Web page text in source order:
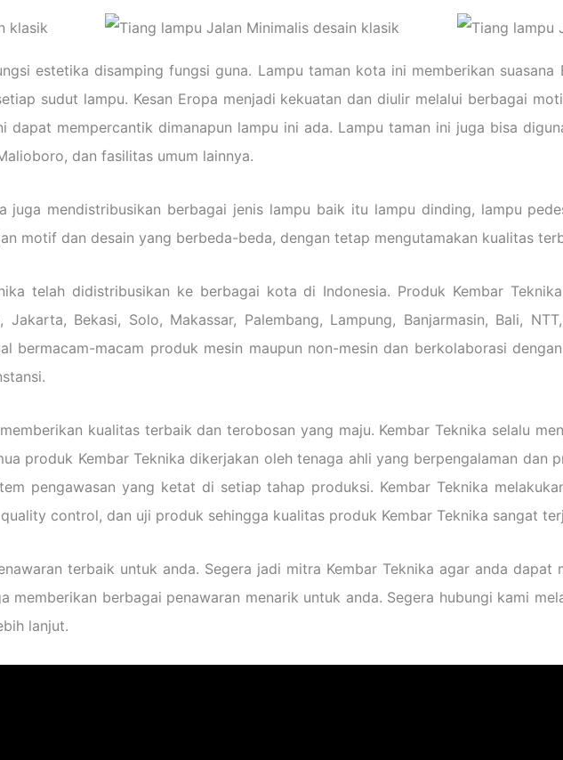
estetika disamping fungsi guna. Lampu taman kota ini memberikan suasana
sudut lampu. Kesan Eropa menjadi kekuatan dan diulir melalui berbagai
dapat mempercantik dimanapun lampu ini ada. Lampu taman ini juga bisa
dan fasilitas umum lainnya.
juga mendistribusikan berbagai jenis lampu baik itu lampu dinding, lampu
motif dan desain yang berbeda-beda, dengan tetap mengutamakan kualitas
telah didistribusikan ke berbagai kota di Indonesia. Produk Kembar
Bekasi, Solo, Makassar, Palembang, Lampung, Banjarmasin, Bali,
bermacam-macam produk mesin maupun non-mesin dan berkolaborasi
kualitas terbaik dan terobosan yang maju. Kembar Teknika selalu
produk Kembar Teknika dikerjakan oleh tenaga ahli yang berpengalaman dan
pengawasan yang ketat di setiap tahap produksi. Kembar Teknika
control, dan uji produk sehingga kualitas produk Kembar Teknika sangat
terbaik untuk anda. Segera jadi mitra Kembar Teknika agar anda dapat
memberikan berbagai penawaran menarik untuk anda. Segera hubungi kami
lanjut.